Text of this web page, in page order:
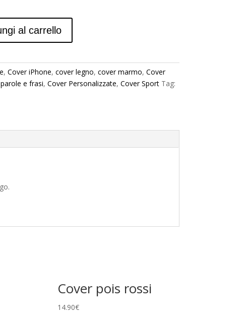
al carrello
, Cover iPhone, cover legno, cover marmo, Cover
e frasi, Cover Personalizzate, Cover Sport Tag:
Cover pois rossi
14.90€